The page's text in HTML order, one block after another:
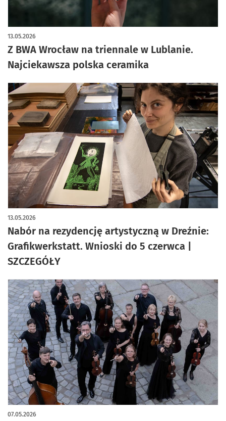
Z BWA Wrocław na triennale w Lublanie.
Najciekawsza polska ceramika
13.05.2026
artykuł z galerią zdjęć
Nabór na rezydencję artystyczną w Dreźnie:
Grafikwerkstatt. Wnioski do 5 czerwca |
SZCZEGÓŁY
13.05.2026
07.05.2026